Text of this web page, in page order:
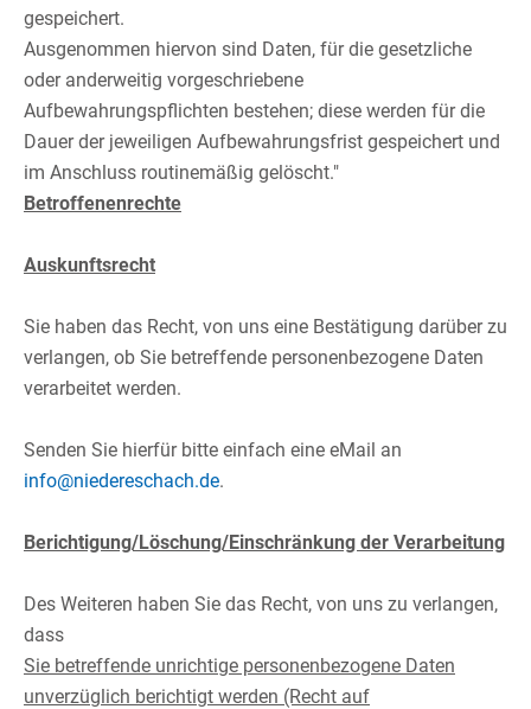
gespeichert.​
Ausgenommen hiervon sind Daten, für die gesetzliche
oder anderweitig vorgeschriebene
Aufbewahrungspflichten bestehen; diese werden für die
Dauer der jeweiligen Aufbewahrungsfrist gespeichert und
im Anschluss routinemäßig gelöscht."​
Betroffenenrechte
Auskunftsrecht
Sie haben das Recht, von uns eine Bestätigung darüber zu
verlangen, ob Sie betreffende personenbezogene Daten
verarbeitet werden.​
Senden Sie hierfür bitte einfach eine eMail an
info@niedereschach.de.​
Berichtigung/Löschung/Einschränkung der Verarbeitung
Des Weiteren haben Sie das Recht, von uns zu verlangen,
dass​
Sie betreffende unrichtige personenbezogene Daten
unverzüglich berichtigt werden (Recht auf